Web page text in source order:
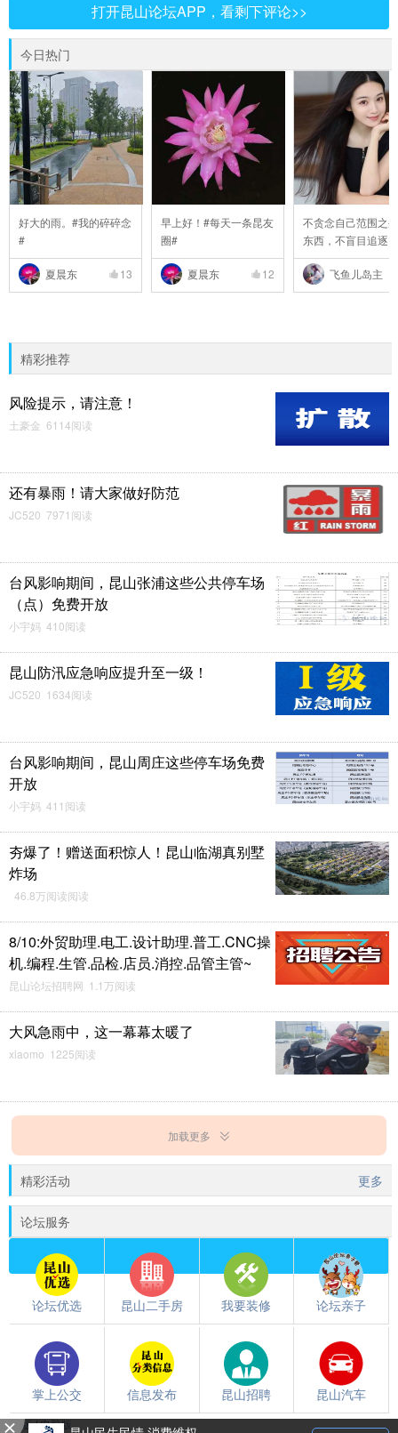
打开昆山论坛APP，看剩下评论>>
今日热门
好大的雨。#我的碎碎念
#
夏晨东 13
早上好！#每天一条昆友
圈#
夏晨东 12
不贪念自己范围之
东西，不盲目追逐
..
飞鱼儿岛主
精彩推荐
风险提示，请注意！
土豪金 6114阅读
还有暴雨！请大家做好防范
JC520 7971阅读
台风影响期间，昆山张浦这些公共停车场
（点）免费开放
小宇妈 410阅读
昆山防汛应急响应提升至一级！
JC520 1634阅读
台风影响期间，昆山周庄这些停车场免费
开放
小宇妈 411阅读
夯爆了！赠送面积惊人！昆山临湖真别墅
炸场
46.8万阅读阅读
8/10:外贸助理.电工.设计助理.普工.CNC操
机.编程.生管.品检.店员.消控.品管主管~
昆山论坛招聘网 1.1万阅读
大风急雨中，这一幕幕太暖了
xiaomo 1225阅读
加载更多
精彩活动 更多
论坛服务
论坛优选 昆山二手房 我要装修 论坛亲子
掌上公交 信息发布 昆山招聘 昆山汽车
触屏版/电脑版